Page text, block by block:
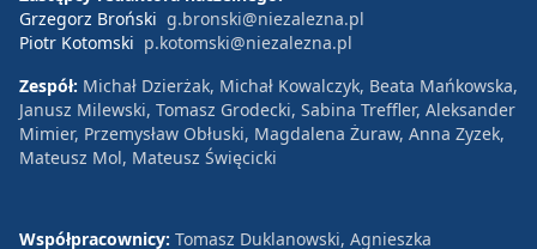
Grzegorz Broński g.bronski@niezalezna.pl
Piotr Kotomski p.kotomski@niezalezna.pl
Zespół: Michał Dzierżak, Michał Kowalczyk, Beata Mańkowska,
Janusz Milewski, Tomasz Grodecki, Sabina Treffler, Aleksander
Mimier, Przemysław Obłuski, Magdalena Żuraw, Anna Zyzek,
Mateusz Mol, Mateusz Święcicki
Współpracownicy: Tomasz Duklanowski, Agnieszka